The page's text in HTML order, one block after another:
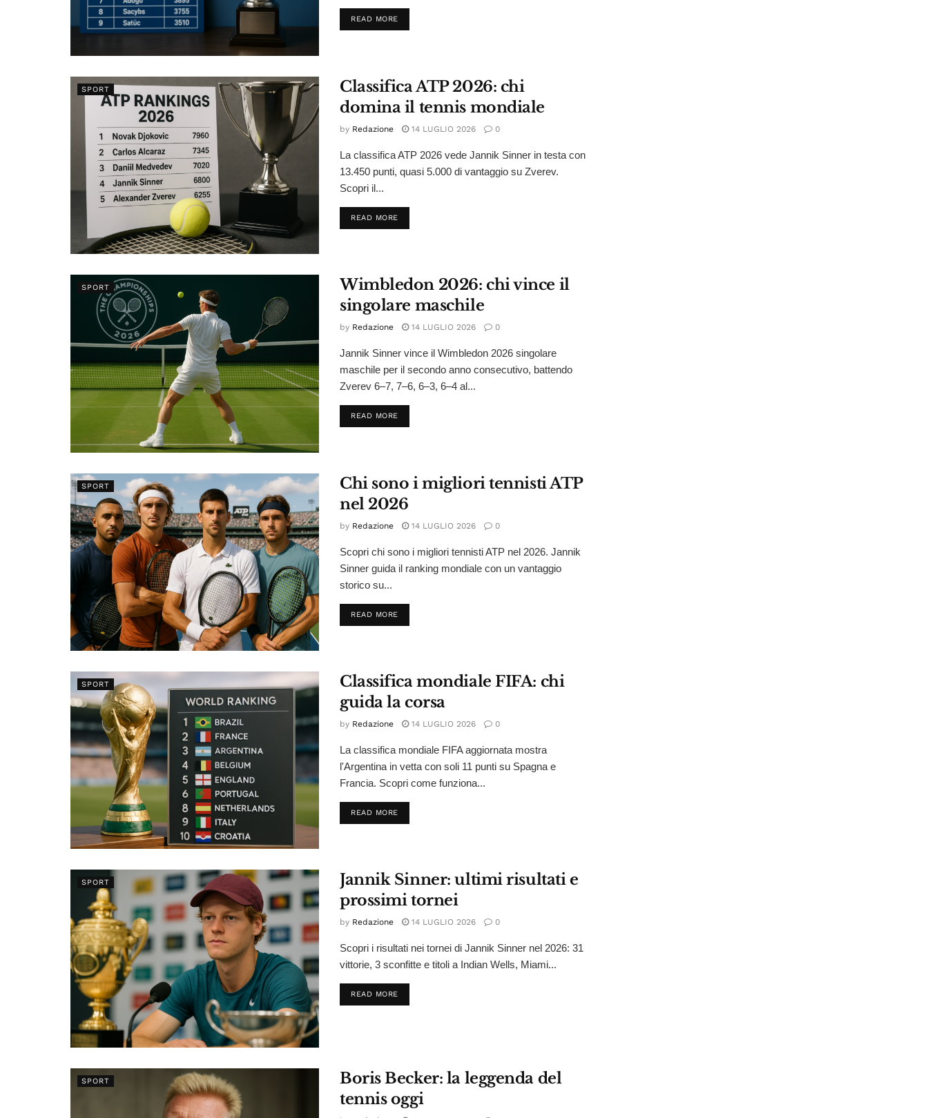
READ MOREDETAILS
SPORT
Classifica ATP 2026: chi
domina il tennis mondiale
by Redazione 14 LUGLIO 2026 0
La classifica ATP 2026 vede Jannik Sinner in testa con
13.450 punti, quasi 5.000 di vantaggio su Zverev.
Scopri il...
READ MOREDETAILS
SPORT
Wimbledon 2026: chi vince il
singolare maschile
by Redazione 14 LUGLIO 2026 0
Jannik Sinner vince il Wimbledon 2026 singolare
maschile per il secondo anno consecutivo, battendo
Zverev 6–7, 7–6, 6–3, 6–4 al...
READ MOREDETAILS
SPORT
Chi sono i migliori tennisti ATP
nel 2026
by Redazione 14 LUGLIO 2026 0
Scopri chi sono i migliori tennisti ATP nel 2026. Jannik
Sinner guida il ranking mondiale con un vantaggio
storico su...
READ MOREDETAILS
SPORT
Classifica mondiale FIFA: chi
guida la corsa
by Redazione 14 LUGLIO 2026 0
La classifica mondiale FIFA aggiornata mostra
l'Argentina in vetta con soli 11 punti su Spagna e
Francia. Scopri come funziona...
READ MOREDETAILS
SPORT
Jannik Sinner: ultimi risultati e
prossimi tornei
by Redazione 14 LUGLIO 2026 0
Scopri i risultati nei tornei di Jannik Sinner nel 2026: 31
vittorie, 3 sconfitte e titoli a Indian Wells, Miami...
READ MOREDETAILS
SPORT
Boris Becker: la leggenda del
tennis oggi